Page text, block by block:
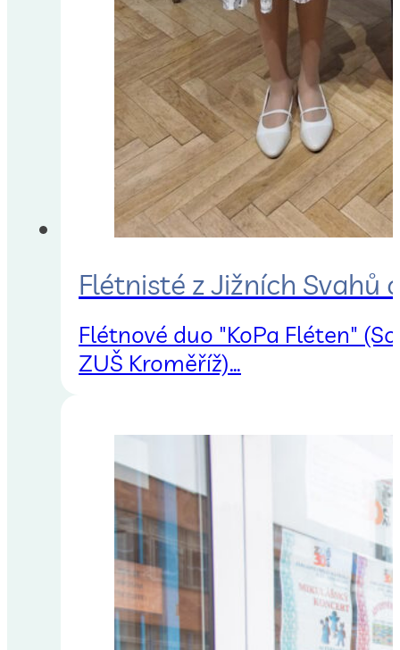
Flétnisté z Jižních Svahů
Flétnové duo "KoPa Fléten"
ZUŠ Kroměříž)…